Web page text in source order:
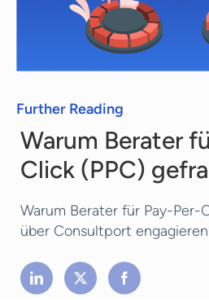
Further Reading
Warum Berater
Click (PPC)
Warum Berater für Pay-Per-
über Consultport